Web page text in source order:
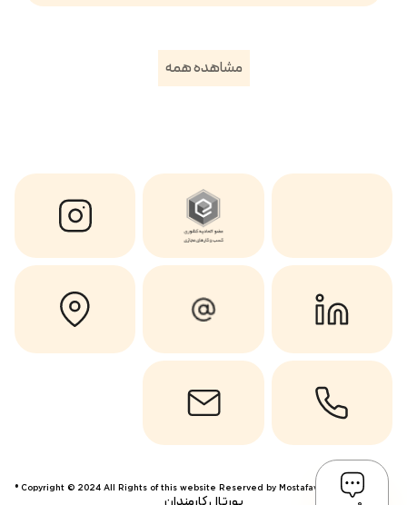
مشاهده همه
Copyright © 2024 All Rights of this website Reserved by Mostafavi ®